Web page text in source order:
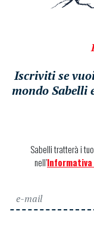
Iscriviti se
mondo Sabelli
Sabelli tratterà i
nell’